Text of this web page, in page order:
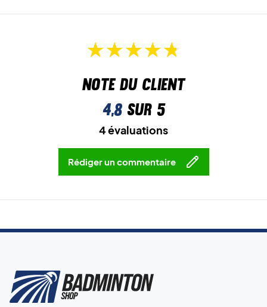
Note du client
4,8sur 5
4 évaluations
Rédiger un commentaire